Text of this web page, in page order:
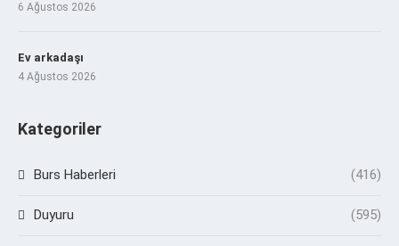
6 Ağustos 2026
Ev arkadaşı
4 Ağustos 2026
Kategoriler
Burs Haberleri (416)
Duyuru (595)